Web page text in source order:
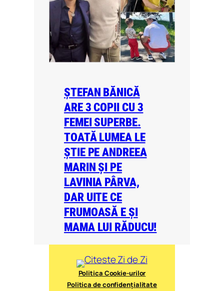
ȘTEFAN BĂNICĂ
ARE 3 COPII CU 3
FEMEI SUPERBE.
TOATĂ LUMEA LE
ȘTIE PE ANDREEA
MARIN ȘI PE
LAVINIA PÂRVA,
DAR UITE CE
FRUMOASĂ E ȘI
MAMA LUI RĂDUCU!
Politica Cookie-urilor
Politica de confidențialitate